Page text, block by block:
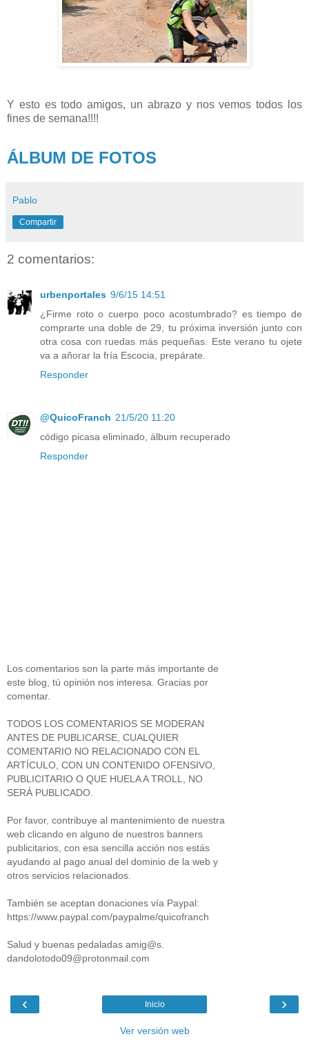
Y esto es todo amigos, un abrazo y nos vemos todos los
fines de semana!!!!
ÁLBUM DE FOTOS
Pablo
Compartir
2 comentarios:
urbenportales 9/6/15 14:51
¿Firme roto o cuerpo poco acostumbrado? es tiempo de
comprarte una doble de 29, tu próxima inversión junto con
otra cosa con ruedas más pequeñas. Este verano tu ojete
va a añorar la fría Escocia, prepárate.
Responder
@QuicoFranch 21/5/20 11:20
código picasa eliminado, álbum recuperado
Responder
Los comentarios son la parte más importante de
este blog, tú opinión nos interesa. Gracias por
comentar.
TODOS LOS COMENTARIOS SE MODERAN
ANTES DE PUBLICARSE, CUALQUIER
COMENTARIO NO RELACIONADO CON EL
ARTÍCULO, CON UN CONTENIDO OFENSIVO,
PUBLICITARIO O QUE HUELA A TROLL, NO
SERÁ PUBLICADO.
Por favor, contribuye al mantenimiento de nuestra
web clicando en alguno de nuestros banners
publicitarios, con esa sencilla acción nos estás
ayudando al pago anual del dominio de la web y
otros servicios relacionados.
También se aceptan donaciones vía Paypal:
https://www.paypal.com/paypalme/quicofranch
Salud y buenas pedaladas amig@s.
dandolotodo09@protonmail.com
‹ ›
Inicio
Ver versión web